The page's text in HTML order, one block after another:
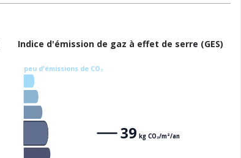
Indice d'émission de gaz à effet de serre (GES)
peu d'émissions de CO₂
39 kg CO₂/m²/an